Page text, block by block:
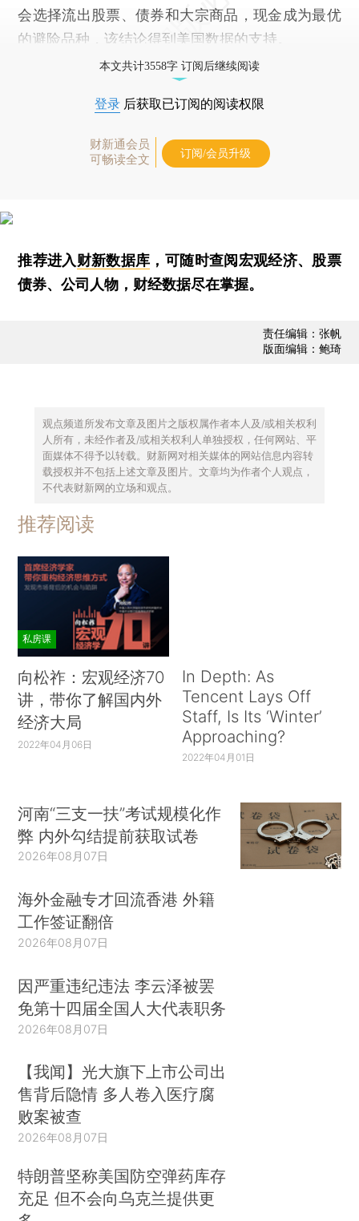
会选择流出股票、债券和大宗商品，现金成为最优
的避险品种，该结论得到美国数据的支持。
本文共计3558字 订阅后继续阅读
登录 后获取已订阅的阅读权限
财新通会员
可畅读全文
订阅/会员升级
推荐进入财新数据库 ，可随时查阅宏观经济、股票
债券、公司人物，财经数据尽在掌握。
责任编辑：张帆
版面编辑：鲍琦
观点频道所发布文章及图片之版权属作者本人及/或相关权利
人所有，未经作者及/或相关权利人单独授权，任何网站、平
面媒体不得予以转载。财新网对相关媒体的网站信息内容转
载授权并不包括上述文章及图片。文章均为作者个人观点，
不代表财新网的立场和观点。
推荐阅读
私房课
向松祚：宏观经济70
讲，带你了解国内外
经济大局
2022年04月06日
In Depth: As
Tencent Lays Off
Staff, Is Its ‘Winter’
Approaching?
2022年04月01日
河南“三支一扶”考试规模化作
弊 内外勾结提前获取试卷
2026年08月07日
海外金融专才回流香港 外籍
工作签证翻倍
2026年08月07日
因严重违纪违法 李云泽被罢
免第十四届全国人大代表职务
2026年08月07日
【我闻】光大旗下上市公司出
售背后隐情 多人卷入医疗腐
败案被查
2026年08月07日
特朗普坚称美国防空弹药库存
充足 但不会向乌克兰提供更